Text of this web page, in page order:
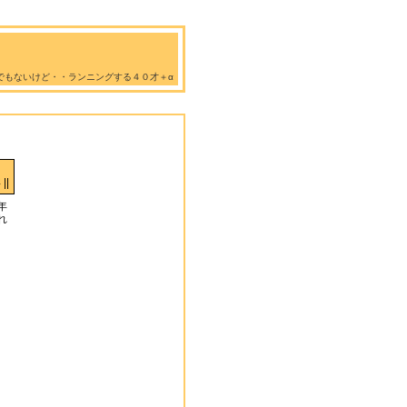
ないけど・・ランニングする４０才＋α